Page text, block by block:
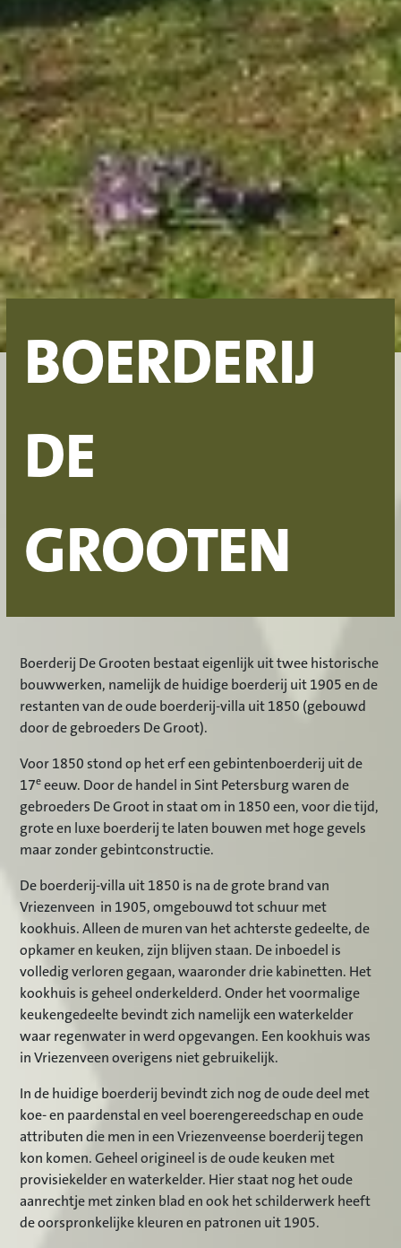
BOERDERIJ
DE
GROOTEN
Boerderij De Grooten bestaat eigenlijk uit twee historische
bouwwerken, namelijk de huidige boerderij uit 1905 en de
restanten van de oude boerderij-villa uit 1850 (gebouwd
door de gebroeders De Groot).
Voor 1850 stond op het erf een gebintenboerderij uit de
17e eeuw. Door de handel in Sint Petersburg waren de
gebroeders De Groot in staat om in 1850 een, voor die tijd,
grote en luxe boerderij te laten bouwen met hoge gevels
maar zonder gebintconstructie.
De boerderij-villa uit 1850 is na de grote brand van
Vriezenveen in 1905, omgebouwd tot schuur met
kookhuis. Alleen de muren van het achterste gedeelte, de
opkamer en keuken, zijn blijven staan. De inboedel is
volledig verloren gegaan, waaronder drie kabinetten. Het
kookhuis is geheel onderkelderd. Onder het voormalige
keukengedeelte bevindt zich namelijk een waterkelder
waar regenwater in werd opgevangen. Een kookhuis was
in Vriezenveen overigens niet gebruikelijk.
In de huidige boerderij bevindt zich nog de oude deel met
koe- en paardenstal en veel boerengereedschap en oude
attributen die men in een Vriezenveense boerderij tegen
kon komen. Geheel origineel is de oude keuken met
provisiekelder en waterkelder. Hier staat nog het oude
aanrechtje met zinken blad en ook het schilderwerk heeft
de oorspronkelijke kleuren en patronen uit 1905.